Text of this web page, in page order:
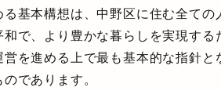
る基本構想は、中野区に住む全て
和で、より豊かな暮らしを実現す
営を進める上で最も基本的な指針
であります。